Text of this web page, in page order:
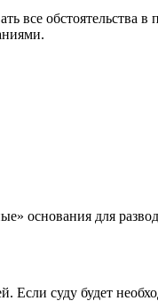
все обстоятельства в
основания для
суду будет